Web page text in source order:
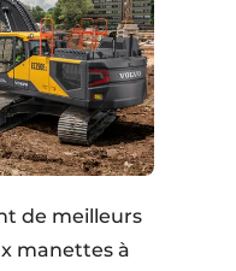
de meilleurs
manettes à